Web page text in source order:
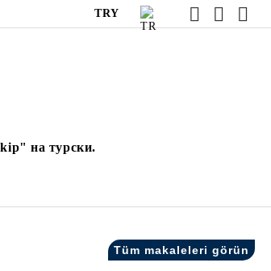
TRY
на турски.
Tüm makaleleri görün